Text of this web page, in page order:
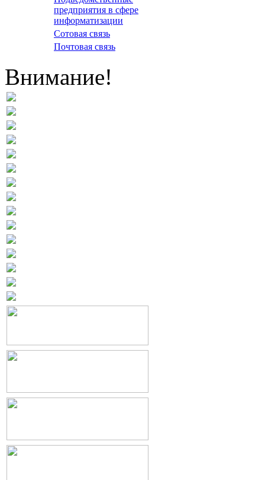
предприятия в сфере
информатизации
Сотовая связь
Почтовая связь
Внимание!